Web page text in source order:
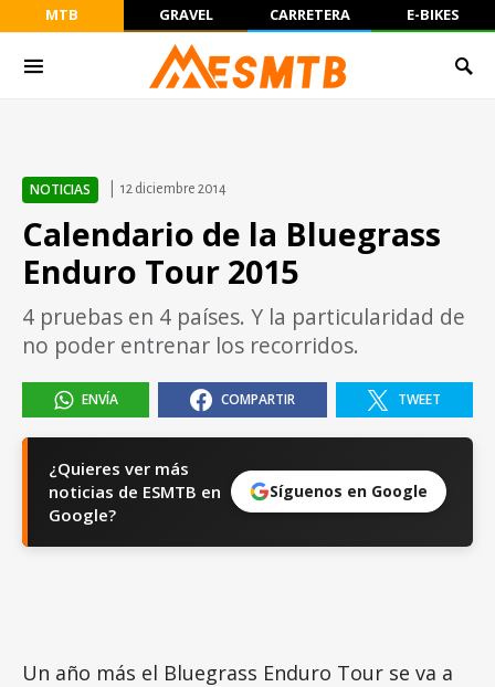
MTB GRAVEL CARRETERA E-BIKES
NOTICIAS 12 diciembre 2014
Calendario de la Bluegrass
Enduro Tour 2015
4 pruebas en 4 países. Y la particularidad de
no poder entrenar los recorridos.
ENVÍA COMPARTIR TWEET
¿Quieres ver más
noticias de ESMTB en
Google?
Síguenos en Google
Un año más el Bluegrass Enduro Tour se va a